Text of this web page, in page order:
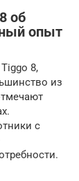
об
опыт
8,
из
с